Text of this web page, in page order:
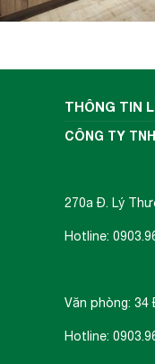
THÔNG TIN
CÔNG TY
270a Đ. Lý
Hotline:
Văn phòng:
Hotline: